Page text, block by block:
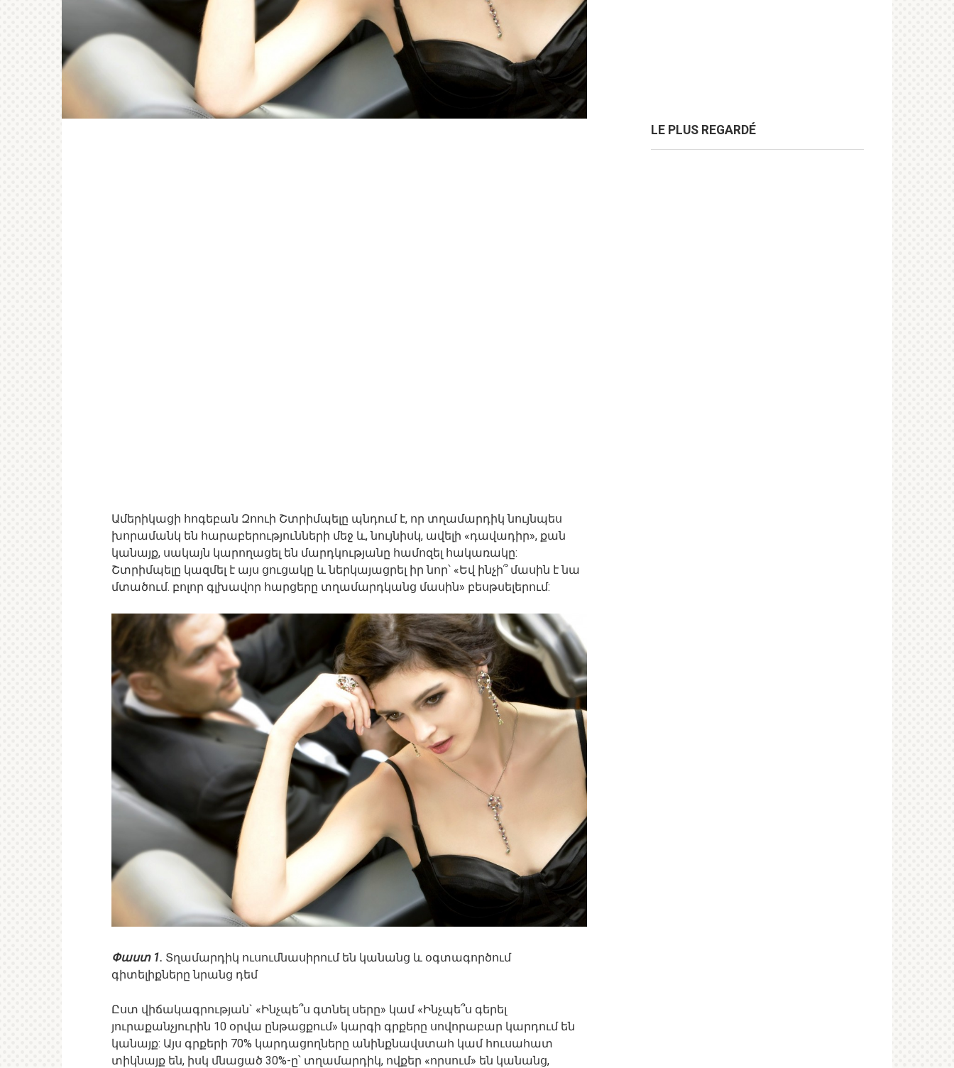
Ամերիկացի հոգեբան Զոուի Շտրիմպելը պնդում է, որ տղամարդիկ նույնպես
խորամանկ են հարաբերությունների մեջ և, նույնիսկ, ավելի «դավադիր», քան
կանայք, սակայն կարողացել են մարդկությանը համոզել հակառակը:
Շտրիմպելը կազմել է այս ցուցակը և ներկայացրել իր նոր՝ «Եվ ինչի՞ մասին է նա
մտածում. բոլոր գլխավոր հարցերը տղամարդկանց մասին» բեսթսելերում:
Փաստ 1. Տղամարդիկ ուսումնասիրում են կանանց և օգտագործում
գիտելիքները նրանց դեմ
Ըստ վիճակագրության` «Ինչպե՞ս գտնել սերը» կամ «Ինչպե՞ս գերել
յուրաքանչյուրին 10 օրվա ընթացքում» կարգի գրքերը սովորաբար կարդում են
կանայք: Այս գրքերի 70% կարդացողները անինքնավստահ կամ հուսահատ
տիկնայք են, իսկ մնացած 30%-ը՝ տղամարդիկ, ովքեր «որսում» են կանանց,
LE PLUS REGARDÉ